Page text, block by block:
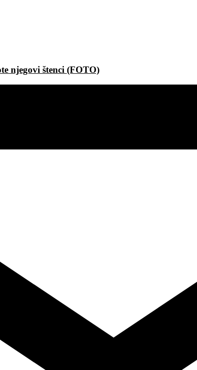
njegovi štenci (FOTO)